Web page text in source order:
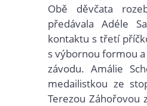
Obě děvčata
předávala Adéle
kontaktu s třetí
s výbornou formou
závodu. Amálie
medailistkou ze
Terezou Záhořovou